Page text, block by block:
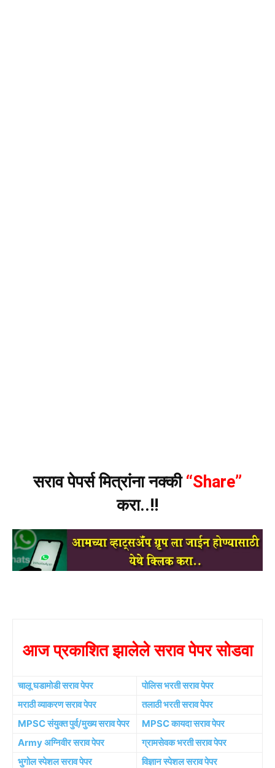
सराव पेपर्स मित्रांना नक्की“Share”
करा..!!
आज प्रकाशित झालेले सराव पेपर सोडवा
चालू घडामोडी सराव पेपर
पोलिस भरती सराव पेपर
मराठी व्याकरण सराव पेपर
तलाठी भरती सराव पेपर
MPSC संयुक्त पुर्व/मुख्य सराव पेपर
MPSC कायदा सराव पेपर
Army अग्निवीर सराव पेपर
ग्रामसेवक भरती सराव पेपर
भुगोल स्पेशल सराव पेपर
विज्ञान स्पेशल सराव पेपर